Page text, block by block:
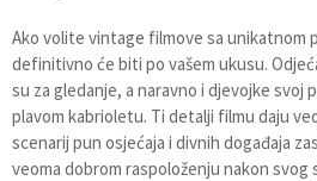
Ako volite vintage filmove sa unikatnom
definitivno će biti po vašem ukusu.
su za gledanje, a naravno i djevojke svoj
plavom kabrioletu. Ti detalji filmu daju
scenarij pun osjećaja i divnih događaja
veoma dobrom raspoloženju nakon svog